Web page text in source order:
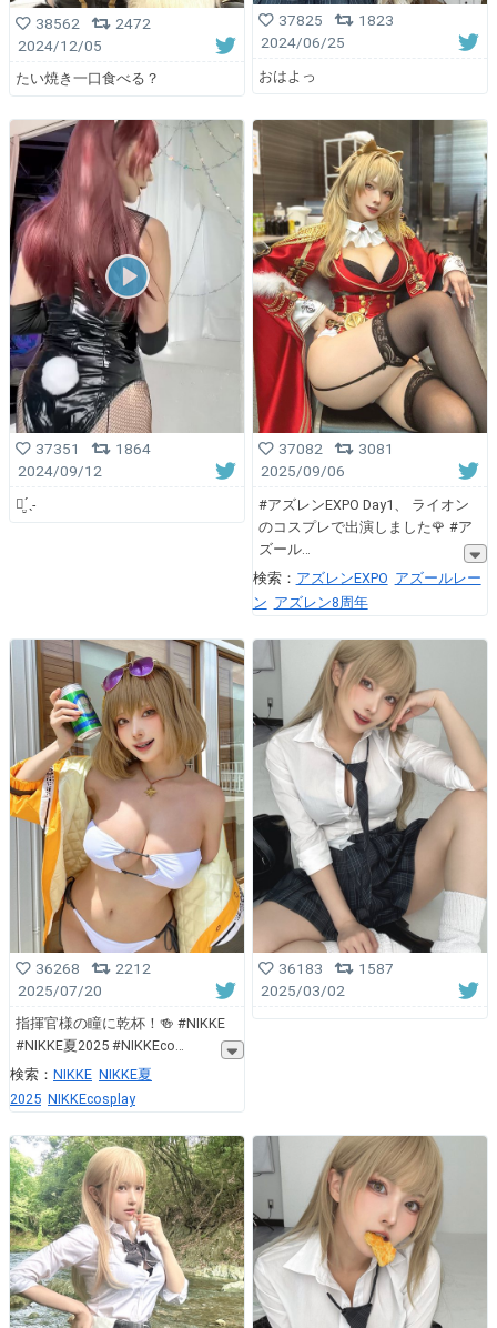
38562
2472
2024/12/05
たい焼き一口食べる？
37825
1823
2024/06/25
おはよっ
37351
1864
2024/09/12
ꪔ̤̮ˊˎ˗
37082
3081
2025/09/06
#アズレンEXPO Day1、 ライオン
のコスプレで出演しました🌹 #ア
ズール
検索： アズレンEXPO アズールレー
ン アズレン8周年
36268
2212
2025/07/20
指揮官様の瞳に乾杯！🍻 #NIKKE
#NIKKE夏2025 #NIKKEco
検索： NIKKE NIKKE夏
2025 NIKKEcosplay
36183
1587
2025/03/02